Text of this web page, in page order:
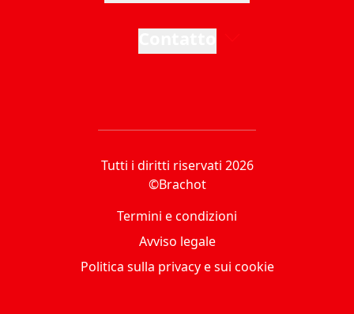
Tutti i diritti riservati 2026
©Brachot
Termini e condizioni
Avviso legale
Politica sulla privacy e sui cookie